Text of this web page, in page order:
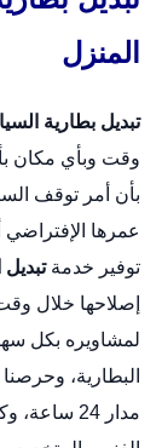
المنزل
تبديل بطارية
وقت وبأي مكان
بأن أمر توقف
عمرها
توفير خدمةتبديل
إصلاحها خلال
لمشاويره بكل
البطارية،
مدار 24